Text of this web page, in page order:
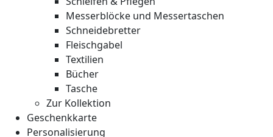
Messerblöcke und Messertaschen
Schneidebretter
Fleischgabel
Textilien
Bücher
Tasche
Zur Kollektion
Geschenkkarte
Personalisierung